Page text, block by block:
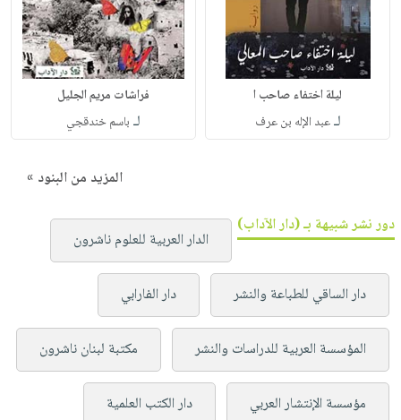
ليلة اختفاء صاحب ا
لـعبد الإله بن عرف
فراشات مريم الجليل
لـ باسم خندقجي
المزيد من البنود »
دور نشر شبيهة بـ (دار الآداب)
الدار العربية للعلوم ناشرون
دار الساقي للطباعة والنشر دار الفارابي
المؤسسة العربية للدراسات والنشر مكتبة لبنان ناشرون
مؤسسة الإنتشار العربي دار الكتب العلمية